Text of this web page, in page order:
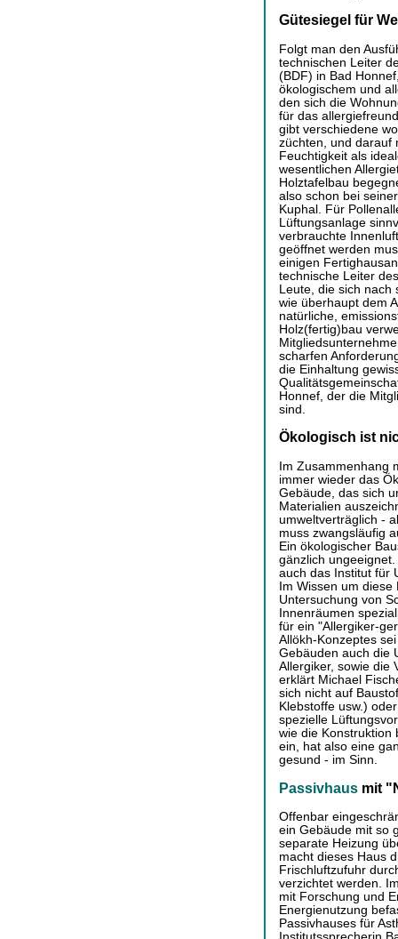
Gütesiegel für
Folgt man den
technischen Leiter
(BDF) in Bad
ökologischem und
den sich die
für das
gibt verschiedene
züchten, und darauf
Feuchtigkeit als
wesentlichen
Holztafelbau
also schon bei
Kuphal. Für
Lüftungsanlage
verbrauchte
geöffnet werden
einigen
technische Leiter
Leute, die sich
wie überhaupt dem
natürliche,
Holz(fertig)bau
scharfen
die Einhaltung
Honnef, der die
sind.
Ökologisch ist
Im Zusammenhang
immer wieder das
Gebäude, das sich
Materialien
umweltverträglich -
muss zwangsläufig
Ein ökologischer
gänzlich
auch das Institut für
Im Wissen um
Untersuchung von
Innenräumen
für ein "Allergiker-
Allökh-Konzeptes
Gebäuden auch die
Allergiker, sowie die
erklärt Michael
sich nicht auf
Klebstoffe usw.)
spezielle
wie die Konstruktion
ein, hat also eine
gesund - im Sinn.
Passivhausmit
Offenbar
ein Gebäude mit so
separate Heizung
macht dieses Haus
Frischluftzufuhr
verzichtet werden.
mit Forschung und
Energienutzung
Passivhauses für